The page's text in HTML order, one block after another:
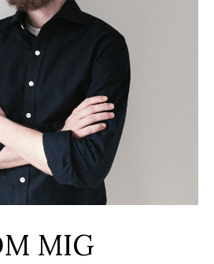
MIG